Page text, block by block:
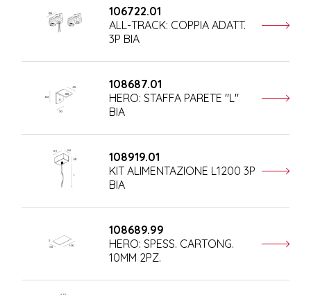
106722.01
ALL-TRACK: COPPIA ADATT.
3P BIA
108687.01
HERO: STAFFA PARETE "L"
BIA
108919.01
KIT ALIMENTAZIONE L1200 3P
BIA
108689.99
HERO: SPESS. CARTONG.
10MM 2PZ.